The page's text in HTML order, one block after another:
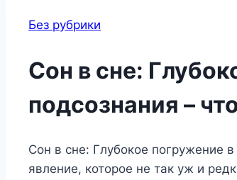
Без рубрики
Сон в сне:
подсознания –
Сон в сне: Глубокое погружение
явление, которое не так уж и